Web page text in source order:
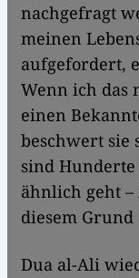
nachgefragt
meinen
aufgefordert,
Wenn ich das
einen
beschwert sie
sind Hunderte
ähnlich geht –
diesem
Dua al-Ali